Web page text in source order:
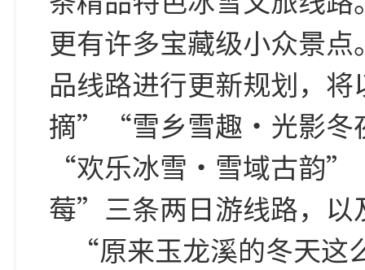
更有许多宝藏级小众景
品线路进行更新规划，
摘”“雪乡雪趣・ 光影
“欢乐冰雪・雪域古韵
莓”三条两日游线路，
“原来玉龙溪的冬天